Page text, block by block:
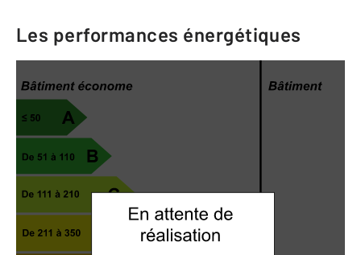
Les performances énergétiques